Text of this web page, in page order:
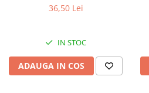
sau piatra, Faren Power
36,50 Lei
IN STOC
ADAUGA IN COS